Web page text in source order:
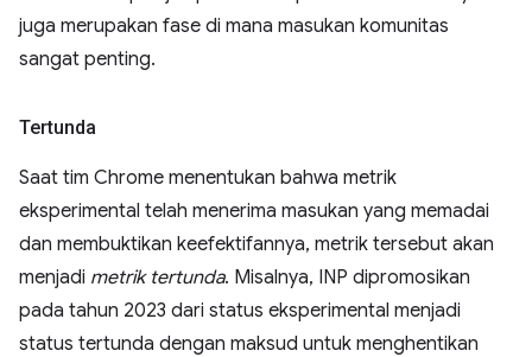
juga merupakan fase di mana masukan komunitas
sangat penting.
Tertunda
Saat tim Chrome menentukan bahwa metrik
eksperimental telah menerima masukan yang memadai
dan membuktikan keefektifannya, metrik tersebut akan
menjadi metrik tertunda. Misalnya, INP dipromosikan
pada tahun 2023 dari status eksperimental menjadi
status tertunda dengan maksud untuk menghentikan